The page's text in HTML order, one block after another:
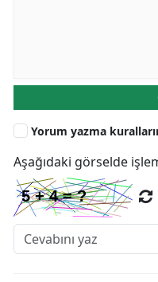
Yorum yazma
Aşağıdaki görselde